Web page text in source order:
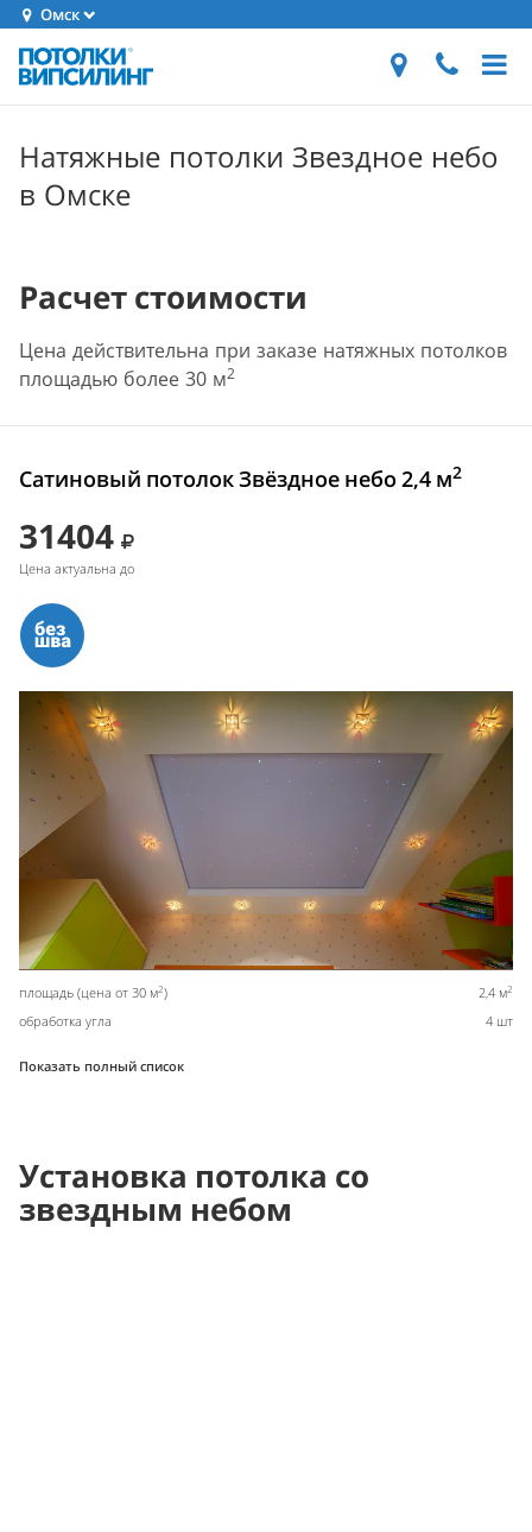
Омск
Натяжные потолки Звездное небо
в Омске
Расчет стоимости
Цена действительна при заказе натяжных потолков
площадью более 30 м2
Сатиновый потолок Звёздное небо 2,4 м2
31404
Цена актуальна до
площадь (цена от 30 м2) 2,4 м2
обработка угла 4 шт
Показать полный список
Установка потолка со
звездным небом